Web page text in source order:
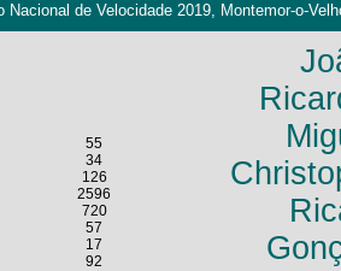
Nacional de Velocidade 2019, Montemor-o-
55
34
126
2596
720
57
17
92